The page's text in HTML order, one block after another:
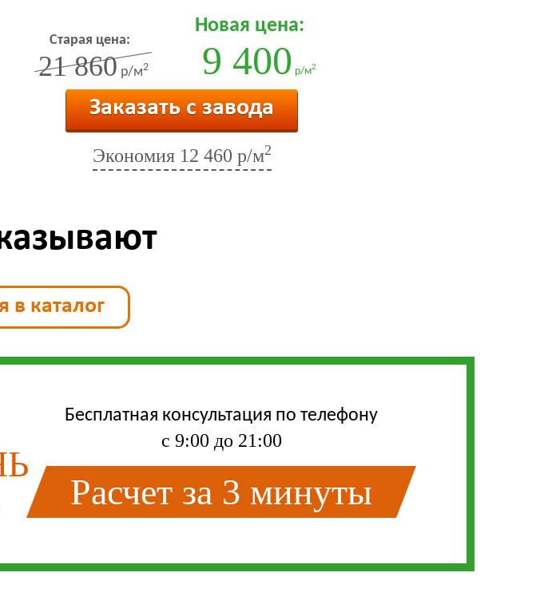
Старая цена:
21 860 р/м2
Новая цена:
9 400 р/м2
Заказать с завода
Экономия 12 460 р/м2
в каталог
Бесплатная консультация по телефону
с 9:00 до 21:00
Расчет за 3 минуты